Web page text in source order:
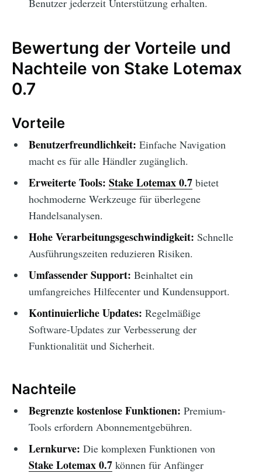
Benutzer jederzeit Unterstützung erhalten.
Bewertung der Vorteile und
Nachteile von Stake Lotemax
0.7
Vorteile
Benutzerfreundlichkeit: Einfache Navigation
macht es für alle Händler zugänglich.
Erweiterte Tools: Stake Lotemax 0.7bietet
hochmoderne Werkzeuge für überlegene
Handelsanalysen.
Hohe Verarbeitungsgeschwindigkeit: Schnelle
Ausführungszeiten reduzieren Risiken.
Umfassender Support: Beinhaltet ein
umfangreiches Hilfecenter und Kundensupport.
Kontinuierliche Updates: Regelmäßige
Software-Updates zur Verbesserung der
Funktionalität und Sicherheit.
Nachteile
Begrenzte kostenlose Funktionen: Premium-
Tools erfordern Abonnementgebühren.
Lernkurve: Die komplexen Funktionen von
Stake Lotemax 0.7können für Anfänger